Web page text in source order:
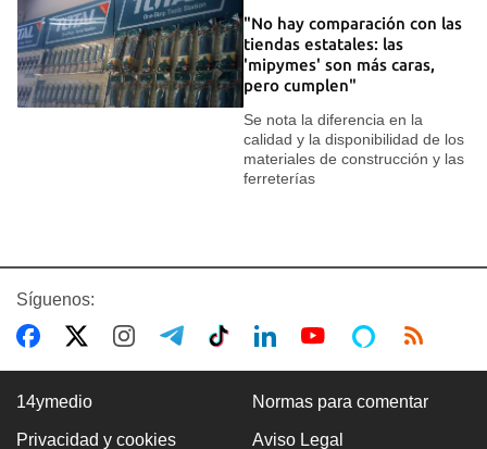
"No hay comparación con las
tiendas estatales: las
'mipymes' son más caras,
pero cumplen"
Se nota la diferencia en la
calidad y la disponibilidad de los
materiales de construcción y las
ferreterías
Síguenos:
14ymedio Normas para comentar
Privacidad y cookies Aviso Legal